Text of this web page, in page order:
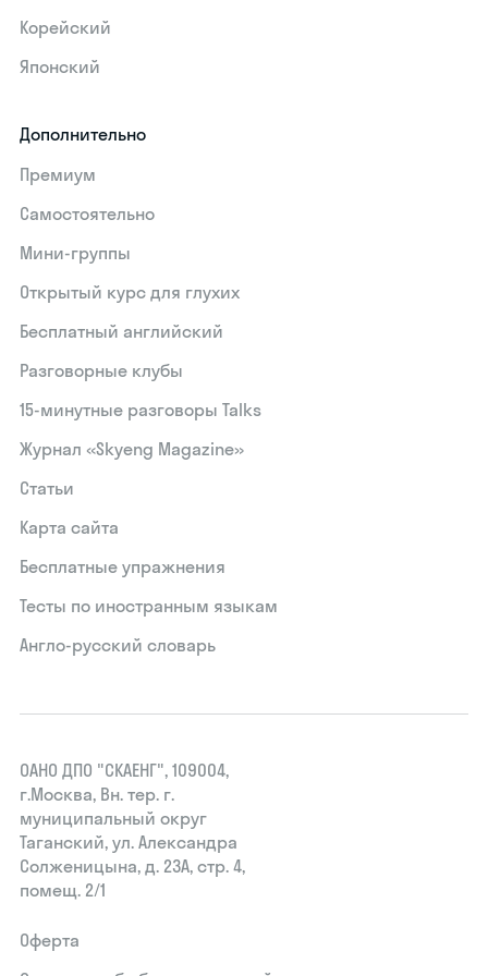
Корейский
Японский
Дополнительно
Премиум
Самостоятельно
Мини-группы
Открытый курс для глухих
Бесплатный английский
Разговорные клубы
15‑минутные разговоры Talks
Журнал «Skyeng Magazine»
Статьи
Карта сайта
Бесплатные упражнения
Тесты по иностранным языкам
Англо-русский словарь
ОАНО ДПО "СКАЕНГ", 109004,
г.Москва, Вн. тер. г.
муниципальный округ
Таганский, ул. Александра
Солженицына, д. 23А, стр. 4,
помещ. 2/1
Оферта